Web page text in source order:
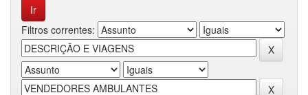
Filtros correntes: